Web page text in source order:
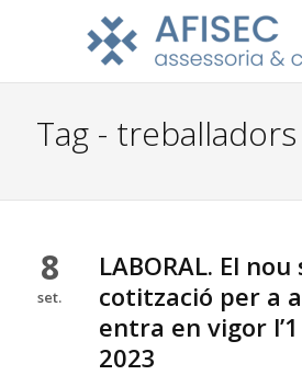
Tag -
8
set.
LABORAL. El
cotització per a
entra en vigor
2023